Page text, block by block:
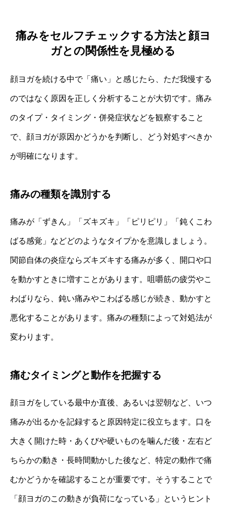
痛みをセルフチェックする方法と顔ヨ
ガとの関係性を見極める
顔ヨガを続ける中で「痛い」と感じたら、ただ我慢する
のではなく原因を正しく分析することが大切です。痛み
のタイプ・タイミング・併発症状などを観察すること
で、顔ヨガが原因かどうかを判断し、どう対処すべきか
が明確になります。
痛みの種類を識別する
痛みが「ずきん」「ズキズキ」「ピリピリ」「鈍くこわ
ばる感覚」などどのようなタイプかを意識しましょう。
関節自体の炎症ならズキズキする痛みが多く、開口や口
を動かすときに増すことがあります。咀嚼筋の疲労やこ
わばりなら、鈍い痛みやこわばる感じが続き、動かすと
悪化することがあります。痛みの種類によって対処法が
変わります。
痛むタイミングと動作を把握する
顔ヨガをしている最中か直後、あるいは翌朝など、いつ
痛みが出るかを記録すると原因特定に役立ちます。口を
大きく開けた時・あくびや硬いものを噛んだ後・左右ど
ちらかの動き・長時間動かした後など、特定の動作で痛
むかどうかを確認することが重要です。そうすることで
「顔ヨガのこの動きが負荷になっている」というヒント